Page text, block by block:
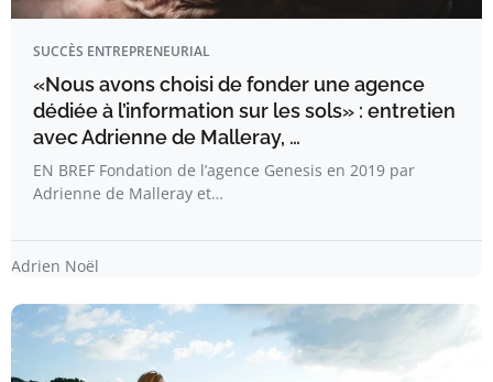
SUCCÈS ENTREPRENEURIAL
«Nous avons choisi de fonder une agence
dédiée à l’information sur les sols» : entretien
avec Adrienne de Malleray, …
EN BREF Fondation de l’agence Genesis en 2019 par
Adrienne de Malleray et…
Adrien Noël